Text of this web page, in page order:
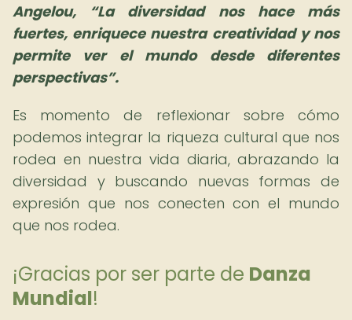
Angelou,
La diversidad nos hace más
fuertes, enriquece nuestra creatividad y nos
permite ver el mundo desde diferentes
perspectivas .
Es momento de reflexionar sobre cómo
podemos integrar la riqueza cultural que nos
rodea en nuestra vida diaria, abrazando la
diversidad y buscando nuevas formas de
expresión que nos conecten con el mundo
que nos rodea.
¡Gracias por ser parte de Danza
Mundial!